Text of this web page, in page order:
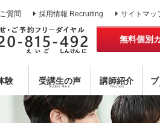
質問 採用情報 Recruiting サイトマッ
無料個別
目標達成型
ントシステム コーチング×指導
各種外国語コース
験
無料体験レッスン
受講生の声
Student Voice
講師紹介
Teachers
アメリカ校